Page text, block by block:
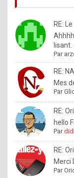
RE:
lisant.
Par
RE:
Mes
Par
RE:
hello
Par
RE:
Merci
Par